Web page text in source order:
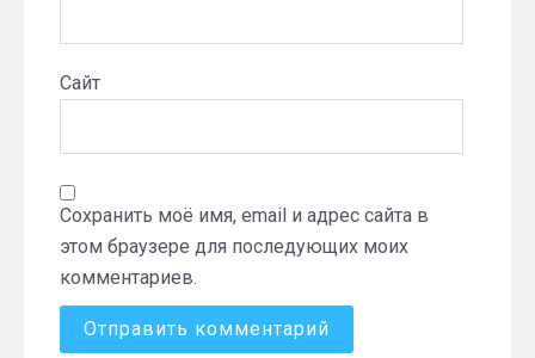
Сайт
Сохранить моё имя, email и адрес сайта в
этом браузере для последующих моих
комментариев.